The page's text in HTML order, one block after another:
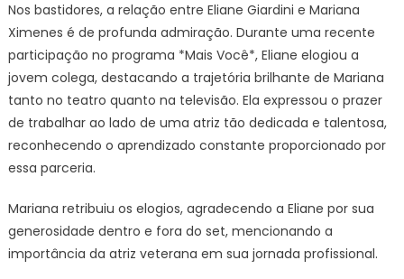
Nos bastidores, a relação entre Eliane Giardini e Mariana
Ximenes é de profunda admiração. Durante uma recente
participação no programa *Mais Você*, Eliane elogiou a
jovem colega, destacando a trajetória brilhante de Mariana
tanto no teatro quanto na televisão. Ela expressou o prazer
de trabalhar ao lado de uma atriz tão dedicada e talentosa,
reconhecendo o aprendizado constante proporcionado por
essa parceria.
Mariana retribuiu os elogios, agradecendo a Eliane por sua
generosidade dentro e fora do set, mencionando a
importância da atriz veterana em sua jornada profissional.